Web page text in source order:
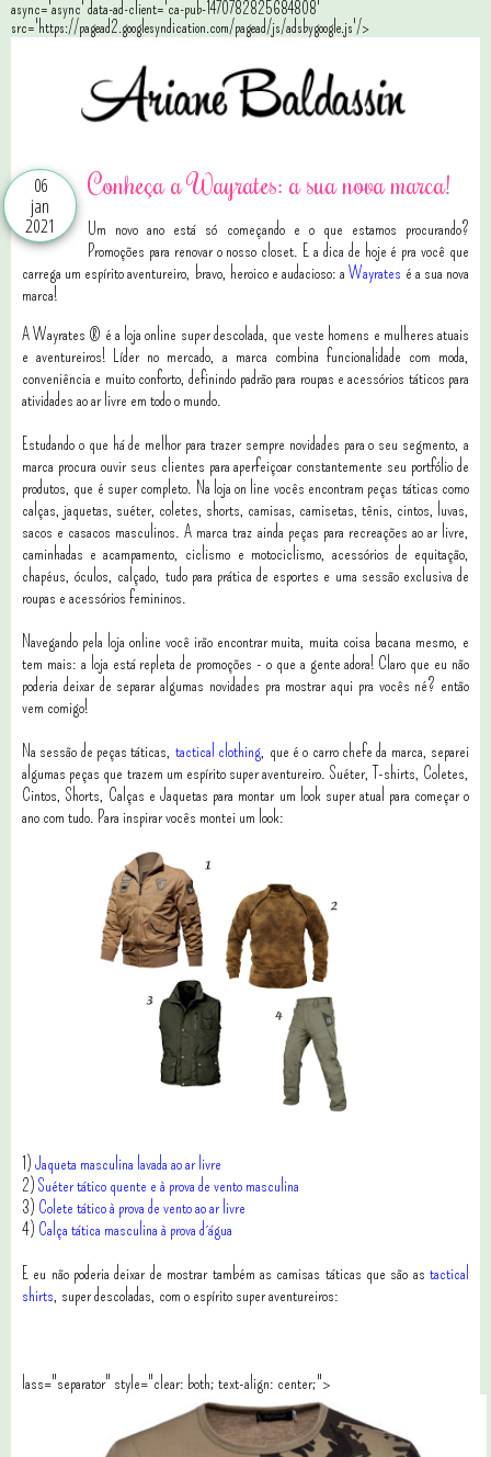
async='async' data-ad-client='ca-pub-1470782825684808'
src='https://pagead2.googlesyndication.com/pagead/js/adsbygoogle.js'/>
06
jan
2021
Conheça a Wayrates: a sua nova marca!
Um novo ano está só começando e o que estamos procurando?
Promoções para renovar o nosso closet. E a dica de hoje é pra você que
carrega um espírito aventureiro, bravo, heroico e audacioso: aWayrates é a sua nova
marca!
A Wayrates ® é a loja online super descolada, que veste homens e mulheres atuais
e aventureiros! Líder no mercado, a marca combina funcionalidade com moda,
conveniência e muito conforto, definindo padrão para roupas e acessórios táticos para
atividades ao ar livre em todo o mundo.
Estudando o que há de melhor para trazer sempre novidades para o seu segmento, a
marca procura ouvir seus clientes para aperfeiçoar constantemente seu portfólio de
produtos, que é super completo. Na loja on line vocês encontram peças táticas como
calças, jaquetas, suéter, coletes, shorts, camisas, camisetas, tênis, cintos, luvas,
sacos e casacos masculinos. A marca traz ainda peças para recreações ao ar livre,
caminhadas e acampamento, ciclismo e motociclismo, acessórios de equitação,
chapéus, óculos, calçado, tudo para prática de esportes e uma sessão exclusiva de
roupas e acessórios femininos.
Navegando pela loja online você irão encontrar muita, muita coisa bacana mesmo, e
tem mais: a loja está repleta de promoções - o que a gente adora! Claro que eu não
poderia deixar de separar algumas novidades pra mostrar aqui pra vocês né? então
vem comigo!
Na sessão de peças táticas, tactical clothing, que é o carro chefe da marca, separei
algumas peças que trazem um espírito super aventureiro. Suéter, T-shirts, Coletes,
Cintos, Shorts, Calças e Jaquetas para montar um look super atual para começar o
ano com tudo. Para inspirar vocês montei um look:
1) Jaqueta masculina lavada ao ar livre
2) Suéter tático quente e à prova de vento masculina
3) Colete tático à prova de vento ao ar livre
4) Calça tática masculina à prova d´água
E eu não poderia deixar de mostrar também as camisas táticas que são as tactical
shirts, super descoladas, com o espírito super aventureiros:
lass="separator" style="clear: both; text-align: center;">